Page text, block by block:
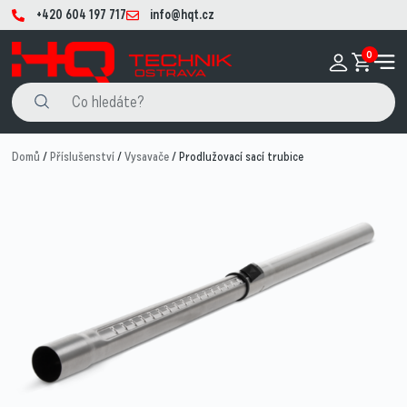
+420 604 197 717 info@hqt.cz
0
Domů /Příslušenství/Vysavače/ Prodlužovací sací trubice